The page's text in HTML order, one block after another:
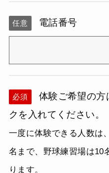
任意 電話番号
必須
体験ご希望の方
クを入れてください。
一度に体験できる人数は
名まで、野球練習場は10
ります。